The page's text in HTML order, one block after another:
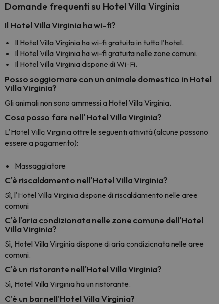
Domande frequenti su Hotel Villa Virginia
Il Hotel Villa Virginia ha wi-fi?
Il Hotel Villa Virginia ha wi-fi gratuita in tutto l'hotel.
Il Hotel Villa Virginia ha wi-fi gratuita nelle zone comuni.
Il Hotel Villa Virginia dispone di Wi-Fi.
Posso soggiornare con un animale domestico in Hotel
Villa Virginia?
Gli animali non sono ammessi a Hotel Villa Virginia.
Cosa posso fare nell' Hotel Villa Virginia?
L'Hotel Villa Virginia offre le seguenti attività (alcune possono
essere a pagamento):
Massaggiatore
C'è riscaldamento nell'Hotel Villa Virginia?
Sì, l'Hotel Villa Virginia dispone di riscaldamento nelle aree
comuni
C'è l'aria condizionata nelle zone comune dell'Hotel
Villa Virginia?
Sì, Hotel Villa Virginia dispone di aria condizionata nelle aree
comuni.
C'è un ristorante nell'Hotel Villa Virginia?
Sì, Hotel Villa Virginia ha un ristorante.
C'è un bar nell'Hotel Villa Virginia?